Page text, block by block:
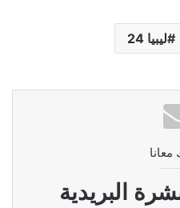
ليبيا 24
البريدية